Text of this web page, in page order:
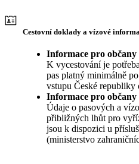
Cestovní doklady a vízové
Informace pro
K vycestování je
pas platný minimálně
vstupu České republiky
Informace pro občany
Údaje o pasových a
přibližných lhůt pro
jsou k dispozici u
(ministerstvo